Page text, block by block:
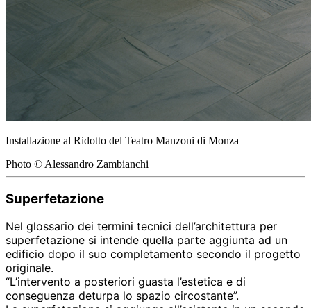
Installazione al Ridotto del Teatro Manzoni di Monza
Photo © Alessandro Zambianchi
Superfetazione
Nel glossario dei termini tecnici dell’architettura per
superfetazione si intende quella parte aggiunta ad un
edificio dopo il suo completamento secondo il progetto
originale.
“L’intervento a posteriori guasta l’estetica e di
conseguenza deturpa lo spazio circostante”.